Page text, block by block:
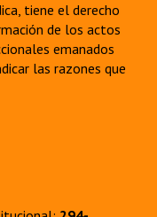
tiene el derecho
de los actos
emanados
las razones que